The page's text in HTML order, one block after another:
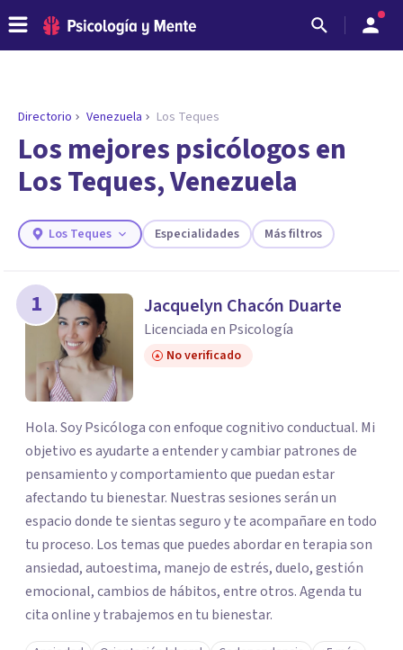
ENCONTRAR MI TERAPEUTA
¿Necesitas ayuda para encontrar el
psicólogo adecuado?
Responde a unas breves preguntas y te ofreceremos
necesidades.
Directorio Venezuela Los Teques
Los mejores psicólogos en
Los Teques, Venezuela
Los Teques Especialidades Más filtros
1 Jacquelyn Chacón Duarte
Licenciada en Psicología
No verificado
Hola. Soy Psicóloga con enfoque cognitivo conductual. Mi
objetivo es ayudarte a entender y cambiar patrones de
pensamiento y comportamiento que puedan estar
afectando tu bienestar. Nuestras sesiones serán un
espacio donde te sientas seguro y te acompañare en todo
tu proceso. Los temas que puedes abordar en terapia son
ansiedad, autoestima, manejo de estrés, duelo, gestión
emocional, cambios de hábitos, entre otros. Agenda tu
cita online y trabajemos en tu bienestar.